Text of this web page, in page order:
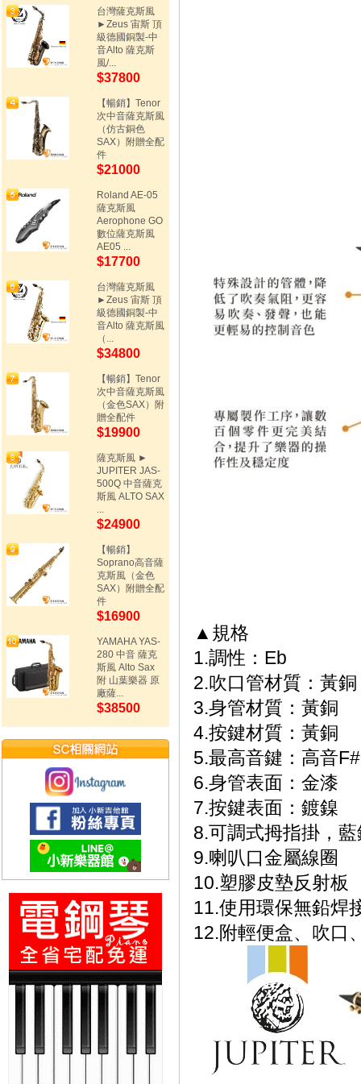
台灣薩克斯風
►Zeus 宙斯 頂
級德國銅製-中
音Alto 薩克斯
風/...
$37800
【暢銷】Tenor
次中音薩克斯風
（仿古銅色
SAX）附贈全配
件
$21000
Roland AE-05
薩克斯風
Aerophone GO
數位薩克斯風
AE05 ...
$17700
台灣薩克斯風
►Zeus 宙斯 頂
級德國銅製-中
音Alto 薩克斯風
（...
$34800
【暢銷】Tenor
次中音薩克斯風
（金色SAX）附
贈全配件
$19900
薩克斯風 ►
JUPITER JAS-
500Q 中音薩克
斯風 ALTO SAX
...
$24900
【暢銷】
Soprano高音薩
克斯風（金色
SAX）附贈全配
件
$16900
YAMAHA YAS-
280 中音 薩克
斯風 Alto Sax
附 山葉樂器 原
廠薩...
$38500
▲規格
1.調性：Eb
2.吹口管材質：黃銅
3.身管材質：黃銅
4.按鍵材質：黃銅
5.最高音鍵：高音F#
6.身管表面：金漆
7.按鍵表面：鍍鎳
8.可調式拇指掛，
9.喇叭口金屬線圈
10.塑膠皮墊反射板
11.使用環保無鉛焊
12.附輕便盒、吹口